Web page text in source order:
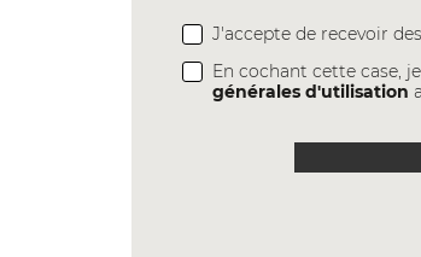
J'accepte de recevoir
En cochant cette case,
générales d'utilisation